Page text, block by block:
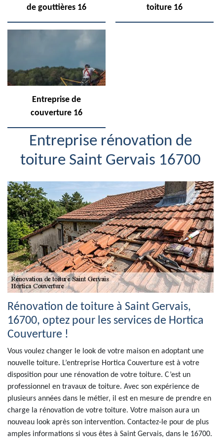
de gouttières 16
toiture 16
Entreprise de
couverture 16
Entreprise rénovation de
toiture Saint Gervais 16700
Rénovation de toiture à Saint Gervais,
16700, optez pour les services de Hortica
Couverture !
Vous voulez changer le look de votre maison en adoptant une
nouvelle toiture. L’entreprise Hortica Couverture est à votre
disposition pour une rénovation de votre toiture. C’est un
professionnel en travaux de toiture. Avec son expérience de
plusieurs années dans le métier, il est en mesure de prendre en
charge la rénovation de votre toiture. Votre maison aura un
nouveau look après son intervention. Contactez-le pour de plus
amples informations si vous êtes à Saint Gervais, dans le 16700.